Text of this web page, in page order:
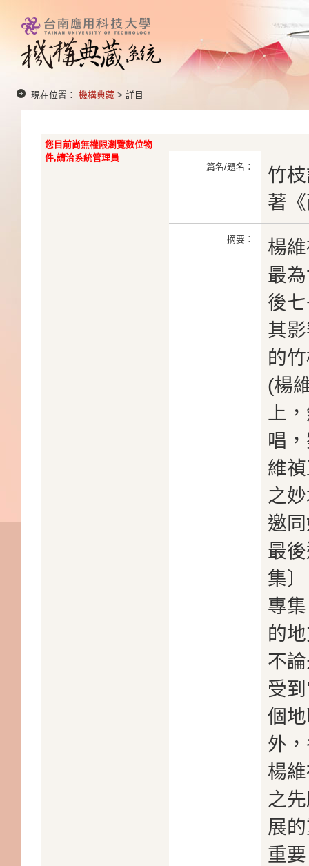
現在位置： 機構典藏 > 詳目
您目前尚無權限瀏覽數位物
件,請洽系統管理員
篇名/題名：
竹
著
摘要：
楊
最
後
其
的
(楊
上
唱
維
之
邀
最
集
專
的
不
受
個
外
楊
之
展
重